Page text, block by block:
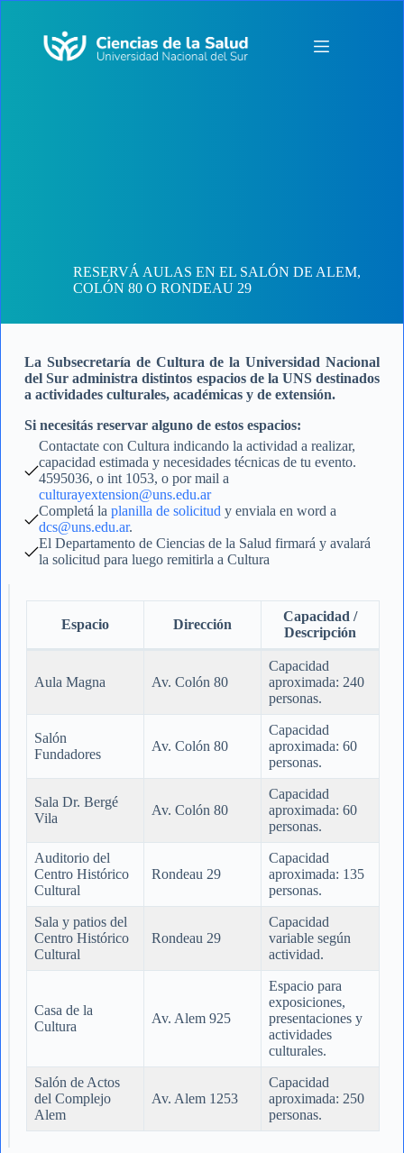
contenido
RESERVÁ AULAS EN EL SALÓN DE ALEM,
COLÓN 80 O RONDEAU 29
La Subsecretaría de Cultura de la Universidad Nacional
del Sur administra distintos espacios de la UNS destinados
a actividades culturales, académicas y de extensión.
Si necesitás reservar alguno de estos espacios:
Contactate con Cultura indicando la actividad a realizar,
capacidad estimada y necesidades técnicas de tu evento.
4595036, o int 1053, o por mail a
culturayextension@uns.edu.ar
Completá la planilla de solicitud y enviala en word a
dcs@uns.edu.ar.
El Departamento de Ciencias de la Salud firmará y avalará
la solicitud para luego remitirla a Cultura
Espacio Dirección
Capacidad /
Descripción
Aula Magna Av. Colón 80
Capacidad
aproximada: 240
personas.
Salón
Fundadores
Av. Colón 80
Capacidad
aproximada: 60
personas.
Sala Dr. Bergé
Vila
Av. Colón 80
Capacidad
aproximada: 60
personas.
Auditorio del
Centro Histórico
Cultural
Rondeau 29
Capacidad
aproximada: 135
personas.
Sala y patios del
Centro Histórico
Cultural
Rondeau 29
Capacidad
variable según
actividad.
Casa de la
Cultura
Av. Alem 925
Espacio para
exposiciones,
presentaciones y
actividades
culturales.
Salón de Actos
del Complejo
Alem
Av. Alem 1253
Capacidad
aproximada: 250
personas.